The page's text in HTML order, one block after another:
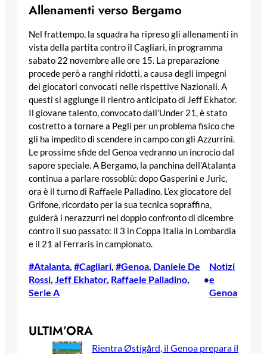
Allenamenti verso Bergamo
Nel frattempo, la squadra ha ripreso gli allenamenti in
vista della partita contro il Cagliari, in programma
sabato 22 novembre alle ore 15. La preparazione
procede però a ranghi ridotti, a causa degli impegni
dei giocatori convocati nelle rispettive Nazionali. A
questi si aggiunge il rientro anticipato di Jeff Ekhator.
Il giovane talento, convocato dall’Under 21, è stato
costretto a tornare a Pegli per un problema fisico che
gli ha impedito di scendere in campo con gli Azzurrini.
Le prossime sfide del Genoa vedranno un incrocio dal
sapore speciale. A Bergamo, la panchina dell’Atalanta
continua a parlare rossoblù: dopo Gasperini e Juric,
ora è il turno di Raffaele Palladino. L’ex giocatore del
Grifone, ricordato per la sua tecnica sopraffina,
guiderà i nerazzurri nel doppio confronto di dicembre
contro il suo passato: il 3 in Coppa Italia in Lombardia
e il 21 al Ferraris in campionato.
#Atalanta #Cagliari #Genoa Daniele De
Rossi Jeff Ekhator, Raffaele Palladino
Serie A
•
Notizi
e
Genoa
ULTIM’ORA
Rientra Østigård, il Genoa prepara il